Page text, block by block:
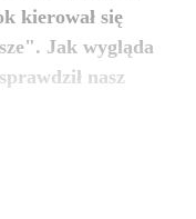
kierował się
Jak wygląda
nasz